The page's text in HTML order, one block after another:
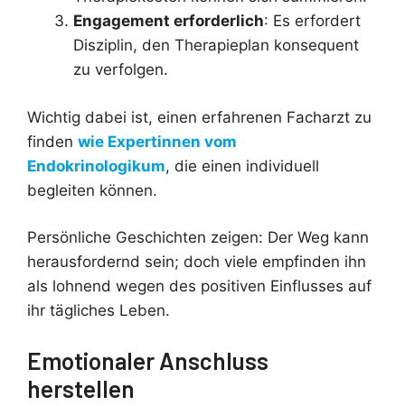
Engagement erforderlich: Es erfordert
Disziplin, den Therapieplan konsequent
zu verfolgen.
Wichtig dabei ist, einen erfahrenen Facharzt zu
finden wie Expertinnen vom
Endokrinologikum, die einen individuell
begleiten können.
Persönliche Geschichten zeigen: Der Weg kann
herausfordernd sein; doch viele empfinden ihn
als lohnend wegen des positiven Einflusses auf
ihr tägliches Leben.
Emotionaler Anschluss
herstellen